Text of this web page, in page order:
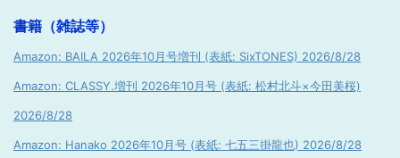
書籍（雑誌等）
Amazon: BAILA 2026年10月号増刊 (表紙: SixTONES) 2026/8/28
Amazon: CLASSY.増刊 2026年10月号 (表紙: 松村北斗×今田美桜)
2026/8/28
Amazon: Hanako 2026年10月号 (表紙: 七五三掛龍也) 2026/8/28